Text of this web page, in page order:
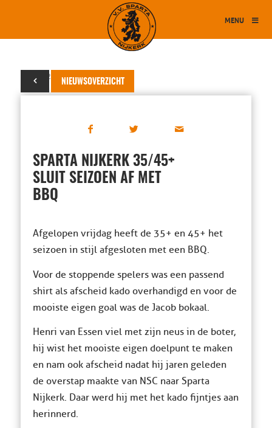
MENU
NIEUWSOVERZICHT
06 juli 2026
SPARTA NIJKERK 35/45+
SLUIT SEIZOEN AF MET
BBQ
Afgelopen vrijdag heeft de 35+ en 45+ het
seizoen in stijl afgesloten met een BBQ.
Voor de stoppende spelers was een passend
shirt als afscheid kado overhandigd en voor de
mooiste eigen goal was de Jacob bokaal.
Henri van Essen viel met zijn neus in de boter,
hij wist het mooiste eigen doelpunt te maken
en nam ook afscheid nadat hij jaren geleden
de overstap maakte van NSC naar Sparta
Nijkerk. Daar werd hij met het kado fijntjes aan
herinnerd.